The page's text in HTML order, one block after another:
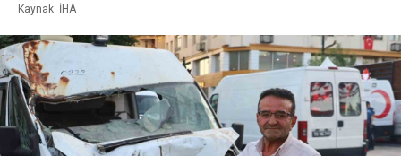
Kaynak: İHA